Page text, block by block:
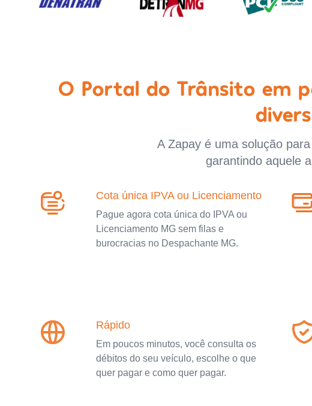
O Portal do Trânsito em
A Zapay é uma solução
garantindo aquele
Cota única IPVA ou Licenciamento
Pague agora cota única do IPVA ou
Licenciamento MG sem filas e
burocracias no Despachante MG.
Rápido
Em poucos minutos, você consulta os
débitos do seu veículo, escolhe o que
quer pagar e como quer pagar.